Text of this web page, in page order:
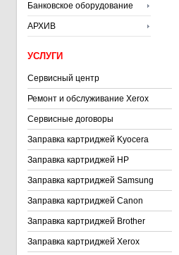
Банковское оборудование
АРХИВ
УСЛУГИ
Сервисный центр
Ремонт и обслуживание Xerox
Сервисные договоры
Заправка картриджей Kyocera
Заправка картриджей HP
Заправка картриджей Samsung
Заправка картриджей Canon
Заправка картриджей Brother
Заправка картриджей Xerox